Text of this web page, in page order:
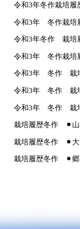
令和3年冬作栽培
令和3年 冬作栽培
令和3年冬作 栽
令和3年 冬作栽
令和3年 冬作 栽
令和3年 冬作 栽
令和3年 冬作 栽
栽培履歴冬作 ⚫︎山
栽培履歴冬作 ⚫︎大
栽培履歴冬作 ⚫︎郷